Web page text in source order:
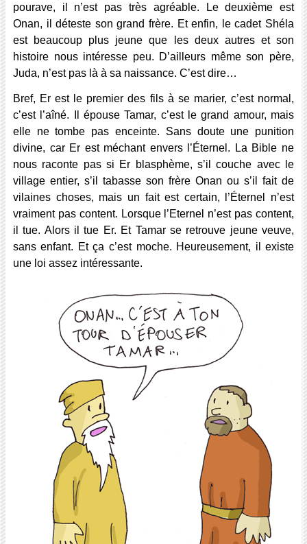
pourave, il n’est pas très agréable. Le deuxième est
Onan, il déteste son grand frère. Et enfin, le cadet Shéla
est beaucoup plus jeune que les deux autres et son
histoire nous intéresse peu. D’ailleurs même son père,
Juda, n’est pas là à sa naissance. C’est dire…
Bref, Er est le premier des fils à se marier, c’est normal,
c’est l’aîné. Il épouse Tamar, c’est le grand amour, mais
elle ne tombe pas enceinte. Sans doute une punition
divine, car Er est méchant envers l’Éternel. La Bible ne
nous raconte pas si Er blasphème, s’il couche avec le
village entier, s’il tabasse son frère Onan ou s’il fait de
vilaines choses, mais un fait est certain, l’Éternel n’est
vraiment pas content. Lorsque l’Eternel n’est pas content,
il tue. Alors il tue Er. Et Tamar se retrouve jeune veuve,
sans enfant. Et ça c’est moche. Heureusement, il existe
une loi assez intéressante.